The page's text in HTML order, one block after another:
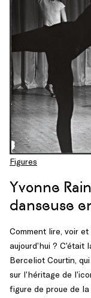
Figures
Yvonne
danseuse
Comment lire, voir et
aujourd’hui ?
Berceliot Courtin,
sur l’héritage de
figure de proue de